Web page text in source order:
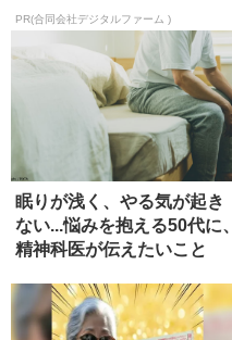
PR(合同会社デジタルファーム )
眠りが浅く、やる気が起き
ない...悩みを抱える50代に、
精神科医が伝えたいこと